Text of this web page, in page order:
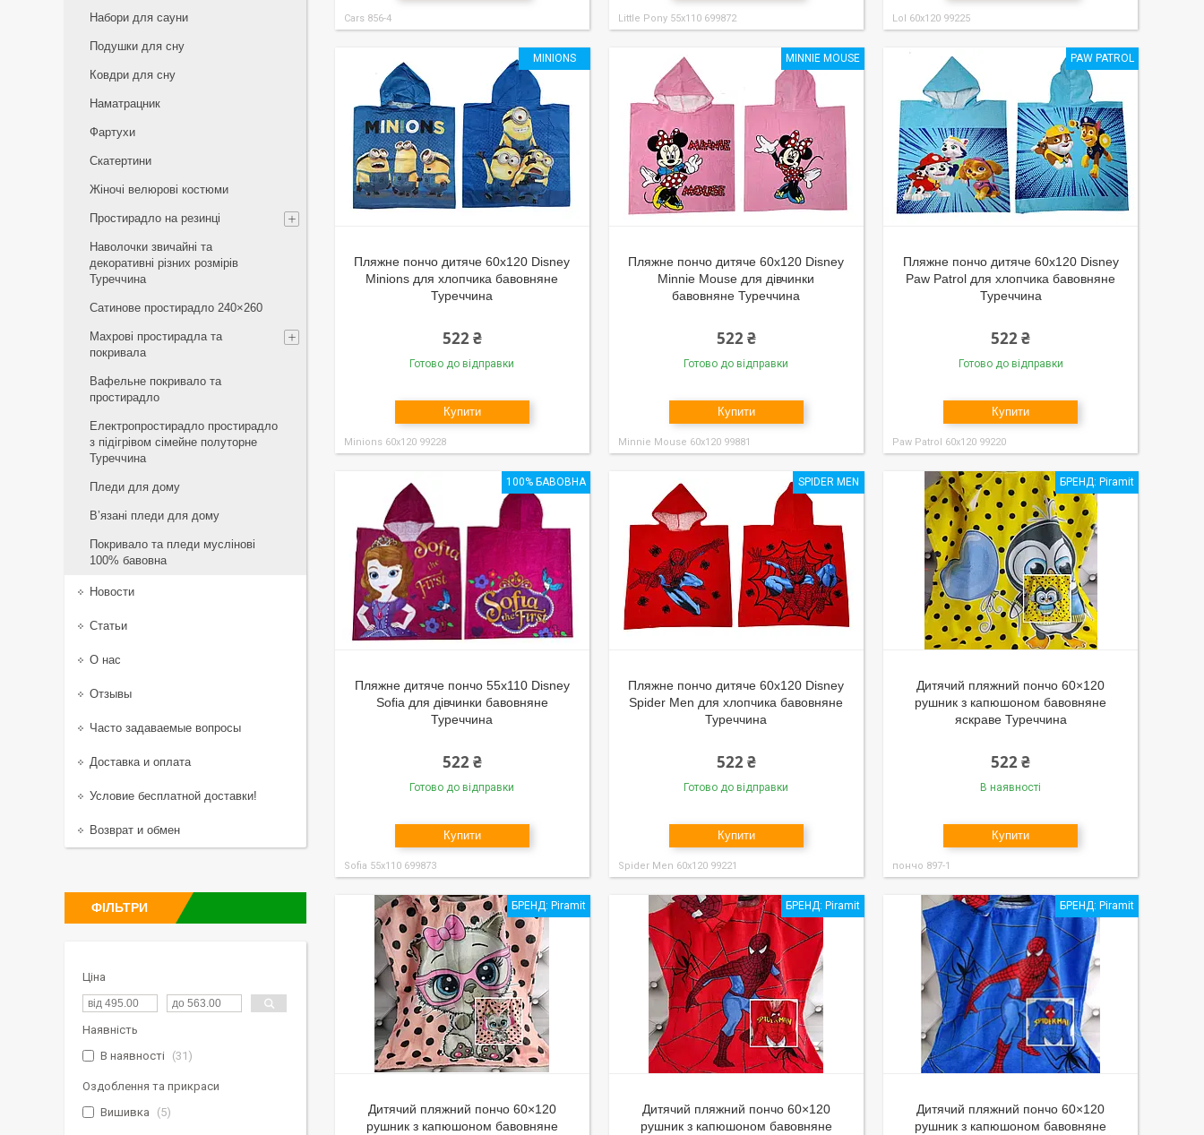
Cars 856-4 Little Pony 55x110 699872 Lol 60x120 99225
MINIONS
Пляжне пончо дитяче 60x120 Disney
Minions для хлопчика бавовняне
Туреччина
522 ₴
Готово до відправки
Купити
Minions 60x120 99228
MINNIE MOUSE
Пляжне пончо дитяче 60x120 Disney
Minnie Mouse для дівчинки
бавовняне Туреччина
522 ₴
Готово до відправки
Купити
Minnie Mouse 60x120 99881
PAW PATROL
Пляжне пончо дитяче 60x120 Disney
Paw Patrol для хлопчика бавовняне
Туреччина
522 ₴
Готово до відправки
Купити
Paw Patrol 60x120 99220
100% БАВОВНА
Пляжне дитяче пончо 55x110 Disney
Sofia для дівчинки бавовняне
Туреччина
522 ₴
Готово до відправки
Купити
Sofia 55x110 699873
SPIDER MEN
Пляжне пончо дитяче 60x120 Disney
Spider Men для хлопчика бавовняне
Туреччина
522 ₴
Готово до відправки
Купити
Spider Men 60x120 99221
БРЕНД: Piramit
Дитячий пляжний пончо 60×120
рушник з капюшоном бавовняне
яскраве Туреччина
522 ₴
В наявності
Купити
пончо 897-1
БРЕНД: Piramit
Дитячий пляжний пончо 60×120
рушник з капюшоном бавовняне
БРЕНД: Piramit
Дитячий пляжний пончо 60×120
рушник з капюшоном бавовняне
БРЕНД: Piramit
Дитячий пляжний пончо 60×120
рушник з капюшоном бавовняне
Набори для сауни
Подушки для сну
Ковдри для сну
Наматрацник
Фартухи
Скатертини
Жіночі велюрові костюми
Простирадло на резинці
Наволочки звичайні та
декоративні різних розмірів
Туреччина
Сатинове простирадло 240×260
Махрові простирадла та
покривала
Вафельне покривало та
простирадло
Електропростирадло простирадло
з підігрівом сімейне полуторне
Туреччина
Пледи для дому
В’язані пледи для дому
Покривало та пледи муслінові
100% бавовна
Новости
Статьи
О нас
Отзывы
Часто задаваемые вопросы
Доставка и оплата
Условие бесплатной доставки!
Возврат и обмен
ФІЛЬТРИ
Ціна
Наявність
В наявності
31
Оздоблення та прикраси
Вишивка
5